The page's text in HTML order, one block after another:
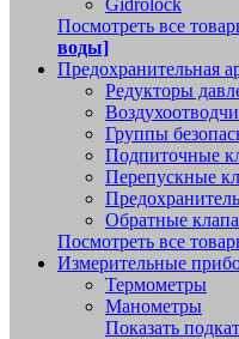
Gidrolock
Посмотреть все
воды]
Предохранительная
Редукторы
Группы
Подпиточные
Перепускные
Обратные
Посмотреть все
Измерительные
Термометры
Манометры
Показать